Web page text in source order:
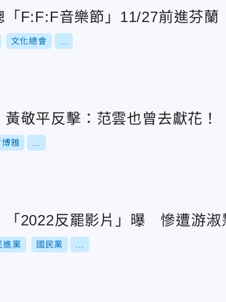
F:F:F音樂節」11/27前進芬蘭
文化總會
敬平反擊：范雲也曾去獻花！
博雅
「2022反罷影片」曝 慘遭游淑
進黨 國民黨